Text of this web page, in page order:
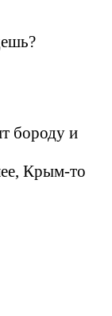
бороду и
Крым-то